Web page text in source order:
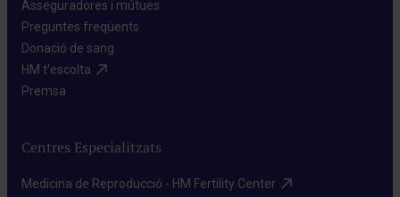
Asseguradores i mútues​
Preguntes freqüents​
Donació de sang​
HM t'escolta​
Premsa​
Centres Especialitzats
Medicina de Reproducció - HM Fertility Center​